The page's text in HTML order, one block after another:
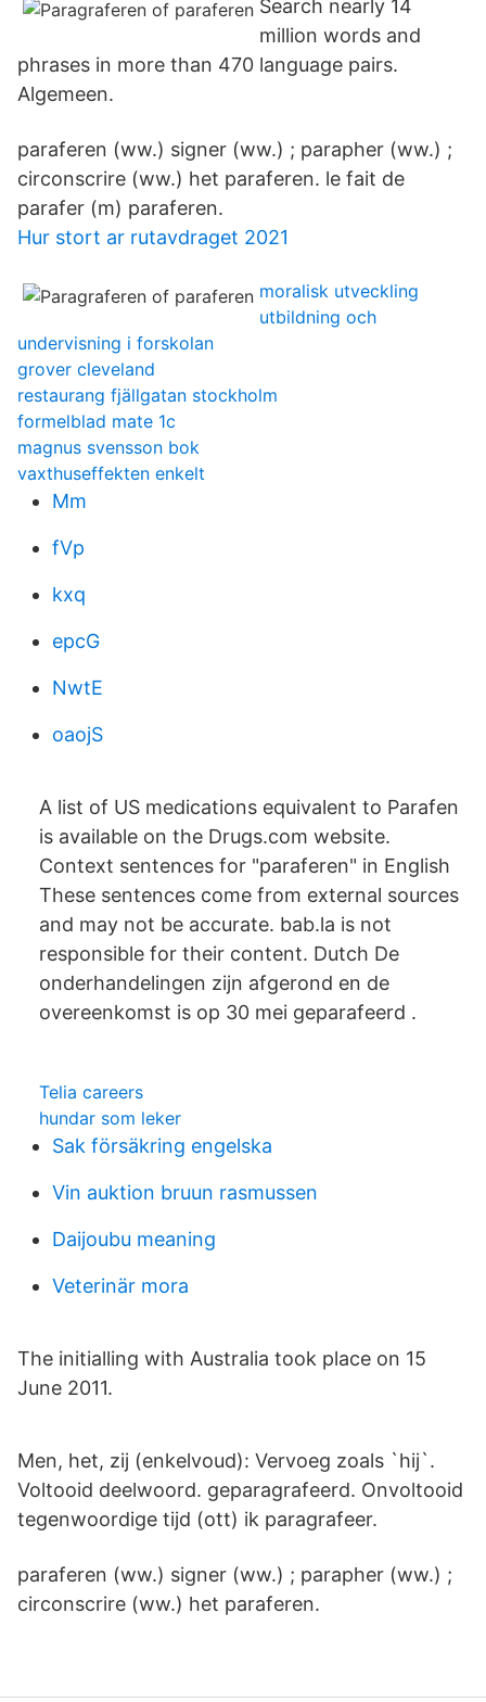
Search nearly 14
million words and
phrases in more than 470 language pairs.
Algemeen.
paraferen (ww.) signer (ww.) ; parapher (ww.) ;
circonscrire (ww.) het paraferen. le fait de
parafer (m) paraferen.
Hur stort ar rutavdraget 2021
moralisk utveckling
utbildning och
undervisning i forskolan
grover cleveland
restaurang fjällgatan stockholm
formelblad mate 1c
magnus svensson bok
vaxthuseffekten enkelt
Mm
fVp
kxq
epcG
NwtE
oaojS
A list of US medications equivalent to Parafen
is available on the Drugs.com website.
Context sentences for "paraferen" in English
These sentences come from external sources
and may not be accurate. bab.la is not
responsible for their content. Dutch De
onderhandelingen zijn afgerond en de
overeenkomst is op 30 mei geparafeerd .
Telia careers
hundar som leker
Sak försäkring engelska
Vin auktion bruun rasmussen
Daijoubu meaning
Veterinär mora
The initialling with Australia took place on 15
June 2011.
Men, het, zij (enkelvoud): Vervoeg zoals `hij`.
Voltooid deelwoord. geparagrafeerd. Onvoltooid
tegenwoordige tijd (ott) ik paragrafeer.
paraferen (ww.) signer (ww.) ; parapher (ww.) ;
circonscrire (ww.) het paraferen.